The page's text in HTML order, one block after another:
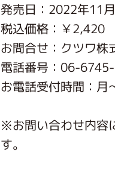
発売日：2022年11月
税込価格：￥2,420
お問合せ：クツワ株
電話番号：06-
お電話受付時間：
※お問い合わせ内容
す。
くまのがっこう
くまのがっこう